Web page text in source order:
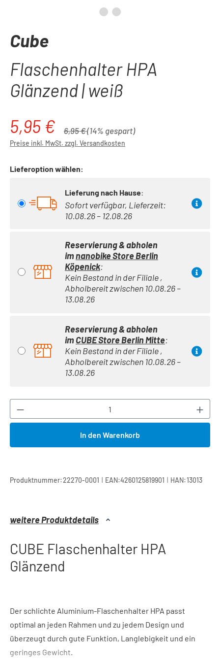
Cube
Flaschenhalter HPA
Glänzend | weiß
Verkaufspreis:
5,95 € Regulärer Preis:
6,95 €(14% gespart)
Preise inkl. MwSt. zzgl. Versandkosten
Lieferoption wählen:
Lieferung nach Hause:
Sofort verfügbar, Lieferzeit:
10.08.26 – 12.08.26
Reservierung & abholen
imnanobike Store Berlin
Köpenick:
Kein Bestand in der Filiale ,
Abholbereit zwischen 10.08.26 –
13.08.26
Reservierung & abholen
imCUBE Store Berlin Mitte:
Kein Bestand in der Filiale ,
Abholbereit zwischen 10.08.26 –
13.08.26
Produkt Anzahl: Gib den gewünschten
In den Warenkorb
Produktnummer:22270-0001 | EAN:4260125819901 | HAN:13013
weitere Produktdetails
CUBE Flaschenhalter HPA
Glänzend
Der schlichte Aluminium-Flaschenhalter HPA passt
optimal an jeden Rahmen und zu jedem Design und
überzeugt durch gute Funktion, Langlebigkeit und ein
geringes Gewicht.